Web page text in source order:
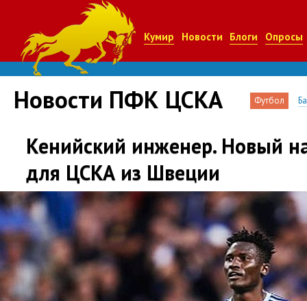
Кумир Новости Блоги Опросы
Новости ПФК ЦСКА Футбол
Кенийский инженер. Новый
для ЦСКА из Швеции